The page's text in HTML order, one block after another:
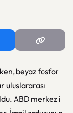
beyaz fosfor
uluslararası
ABD merkezli